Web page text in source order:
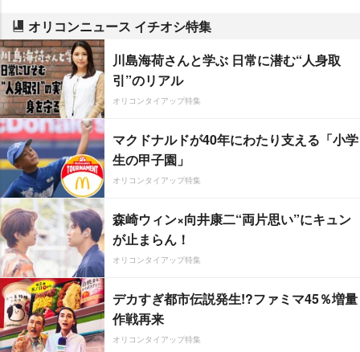
オリコンニュース イチオシ特集
川島海荷さんと学ぶ 日常に潜む“人身取
引”のリアル
オリコンタイアップ特集
マクドナルドが40年にわたり支える「小学
生の甲子園」
オリコンタイアップ特集
森崎ウィン×向井康二“両片思い”にキュン
が止まらん！
オリコンタイアップ特集
デカすぎ都市伝説発生!?ファミマ45％増量
作戦再来
オリコンタイアップ特集